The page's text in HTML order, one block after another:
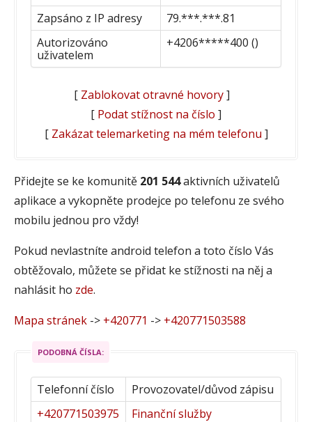
Zapsáno z IP adresy
79.***.***.81
Autorizováno
uživatelem
+4206*****400 ()
[ Zablokovat otravné hovory]
[ Podat stížnost na číslo ]
[ Zakázat telemarketing na mém telefonu ]
Přidejte se ke komunitě 201 544aktivních uživatelů
aplikace a vykopněte prodejce po telefonu ze svého
mobilu jednou pro vždy!
Pokud nevlastníte android telefon a toto číslo Vás
obtěžovalo, můžete se přidat ke stížnosti na něj a
nahlásit ho zde.
Mapa stránek -> +420771 -> +420771503588
PODOBNÁ ČÍSLA:
Telefonní číslo
Provozovatel/důvod zápisu
+420771503975
Finanční služby